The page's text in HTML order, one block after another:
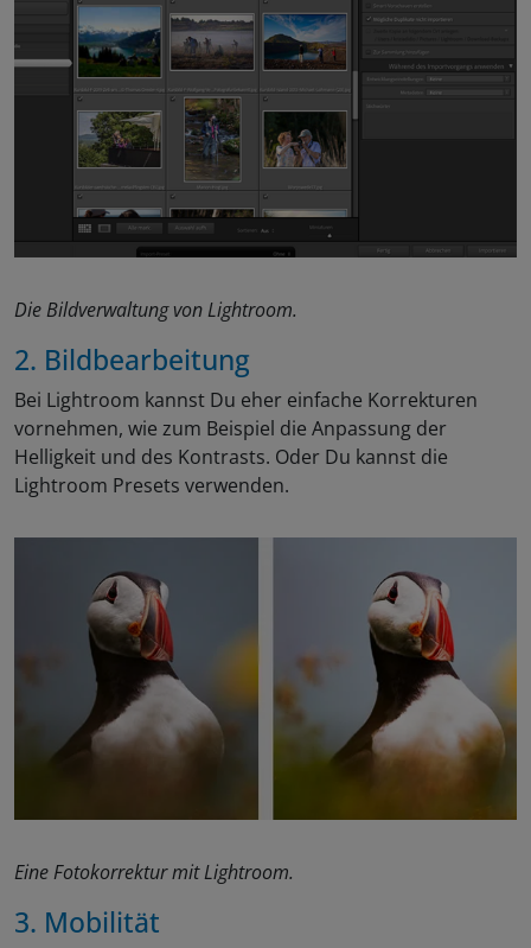
Die Bildverwaltung von Lightroom.
2. Bildbearbeitung
Bei Lightroom kannst Du eher einfache Korrekturen
vornehmen, wie zum Beispiel die Anpassung der
Helligkeit und des Kontrasts. Oder Du kannst die
Lightroom Presets verwenden.
Eine Fotokorrektur mit Lightroom.
3. Mobilität